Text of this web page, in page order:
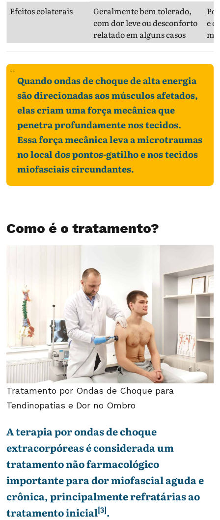
Efeitos colaterais
Geralmente bem tolerado,
com dor leve ou desconforto
relatado em alguns casos
e
Quando ondas de choque de alta energia
são direcionadas aos músculos afetados,
elas criam uma força mecânica que
penetra profundamente nos tecidos.
Essa força mecânica leva a microtraumas
no local dos pontos-gatilho e nos tecidos
miofasciais circundantes.
Como é o tratamento?
Tratamento por Ondas de Choque para
Tendinopatias e Dor no Ombro
A terapia por ondas de choque
extracorpóreas é considerada um
tratamento não farmacológico
importante para dor miofascial aguda e
crônica, principalmente refratárias ao
tratamento inicial[3].